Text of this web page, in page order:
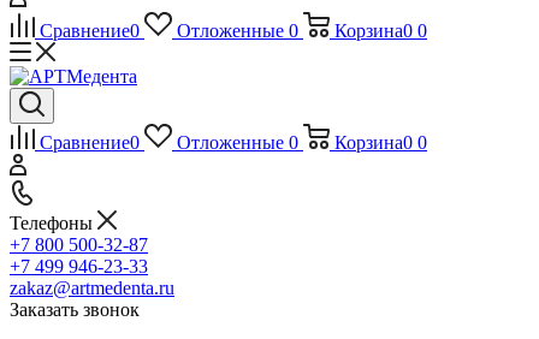
Сравнение0 Отложенные 0 Корзина0 0
Сравнение0 Отложенные 0 Корзина0 0
Телефоны
+7 800 500-32-87
+7 499 946-23-33
zakaz@artmedenta.ru
Заказать звонок